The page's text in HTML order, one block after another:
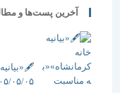
آخرین پست‌ها و مطالب
🖋️«بیانیه خانه
۰۵/۰۵/۰۵»